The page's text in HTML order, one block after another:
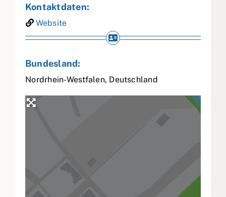
Kontaktdaten:
Website
Bundesland:
Nordrhein-Westfalen, Deutschland